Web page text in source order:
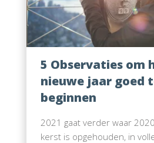
5 Observaties om
nieuwe jaar goed
beginnen
2021 gaat verder waar
kerst is opgehouden, in